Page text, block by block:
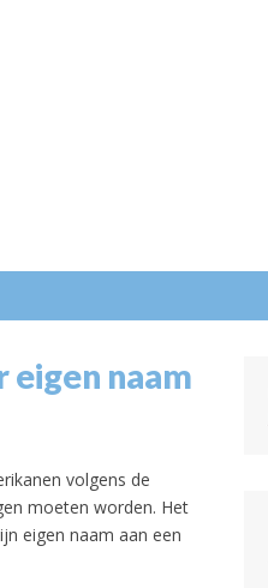
naam
volgens de
moeten worden. Het
eigen naam aan een